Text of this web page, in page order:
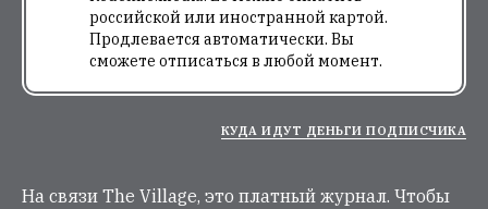
российской или иностранной картой.
Продлевается автоматически. Вы
сможете отписаться в любой момент.
КУДА ИДУТ ДЕНЬГИ ПОДПИСЧИКА
На связи The Village, это платный журнал. Чтобы